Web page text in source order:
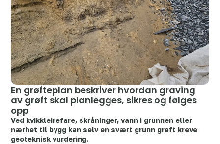
En grøfteplan beskriver hvordan graving
av grøft skal planlegges, sikres og følges
opp
Ved kvikkleirefare, skråninger, vann i grunnen eller
nærhet til bygg kan selv en svært grunn grøft kreve
geoteknisk vurdering.